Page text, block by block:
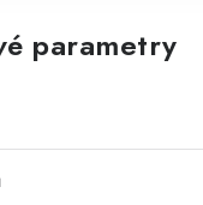
parametry